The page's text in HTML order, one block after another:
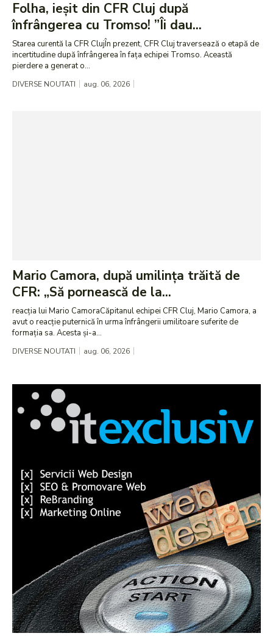
Folha, ieșit din CFR Cluj după
înfrângerea cu Tromso! ”Îi dau...
Starea curentă la CFR ClujÎn prezent, CFR Cluj traversează o etapă de
incertitudine după înfrângerea în fața echipei Tromso. Această
pierdere a generat o...
DIVERSE NOUTATI aug. 06, 2026
Mario Camora, după umilința trăită de
CFR: „Să pornească de la...
reacția lui Mario CamoraCăpitanul echipei CFR Cluj, Mario Camora, a
avut o reacție puternică în urma înfrângerii umilitoare suferite de
formația sa. Acesta și-a...
DIVERSE NOUTATI aug. 06, 2026